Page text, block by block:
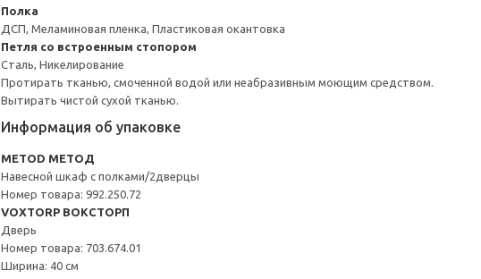
Полка
ДСП, Меламиновая пленка, Пластиковая окантовка
Петля со встроенным стопором
Сталь, Никелирование
Протирать тканью, смоченной водой или неабразивным моющим средством.
Вытирать чистой сухой тканью.
Информация об упаковке
METOD МЕТОД
Навесной шкаф с полками/2дверцы
Номер товара: 992.250.72
VOXTORP ВОКСТОРП
Дверь
Номер товара: 703.674.01
Ширина: 40 см